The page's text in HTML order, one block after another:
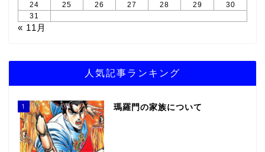
24
25 26 27 28 29
30
31
« 11月
人気記事ランキング
1 瑪羅門の家族について